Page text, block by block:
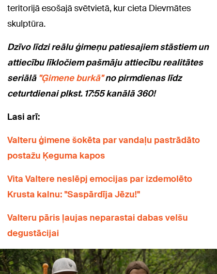
teritorijā esošajā svētvietā, kur cieta Dievmātes
skulptūra.
Dzīvo līdzi reālu ģimeņu patiesajiem stāstiem un
attiecību līkločiem pašmāju attiecību realitātes
seriālā "Ģimene burkā"no pirmdienas līdz
ceturtdienai plkst. 17:55 kanālā 360!
Lasi arī:
Valteru ģimene šokēta par vandaļu pastrādāto
postažu Ķeguma kapos
Vita Valtere neslēpj emocijas par izdemolēto
Krusta kalnu: "Saspārdīja Jēzu!"
Valteru pāris ļaujas neparastai dabas velšu
degustācijai